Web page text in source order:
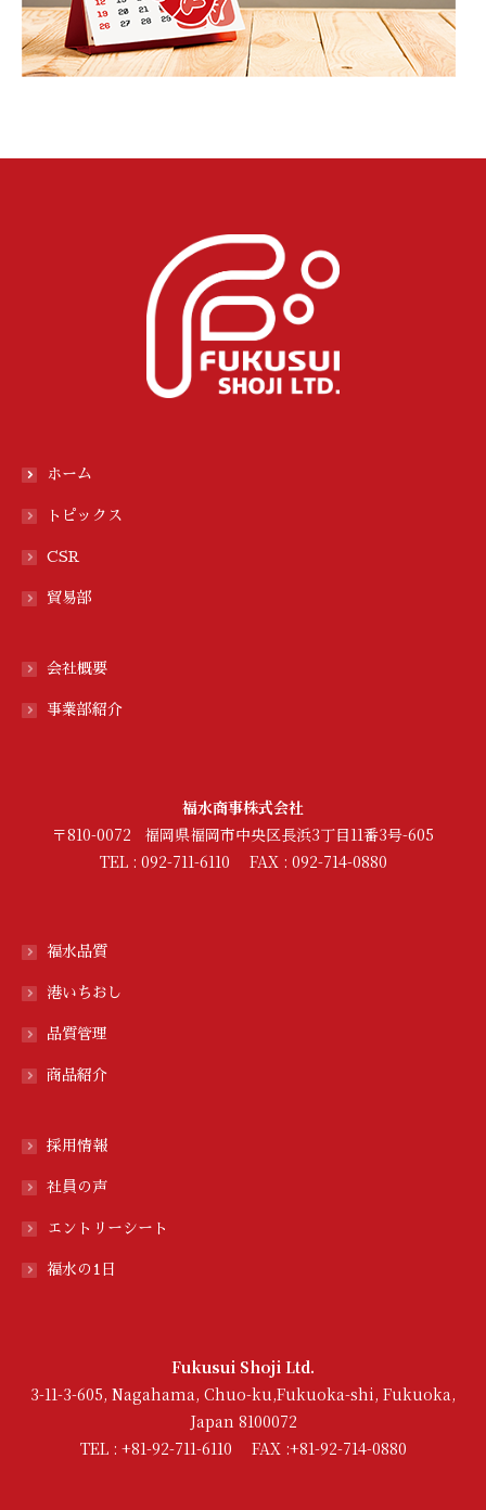
ホーム
トピックス
CSR
貿易部
会社概要
事業部紹介
福水商事株式会社
〒810-0072 福岡県福岡市中央区長浜3丁目11番3号-605
TEL : 092-711-6110 FAX : 092-714-0880
福水品質
港いちおし
品質管理
商品紹介
採用情報
社員の声
エントリーシート
福水の1日
Fukusui Shoji Ltd.
3-11-3-605, Nagahama, Chuo-ku,Fukuoka-shi, Fukuoka,
Japan 8100072
TEL : +81-92-711-6110 FAX :+81-92-714-0880